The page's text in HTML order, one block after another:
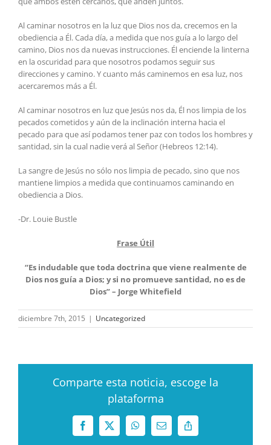
Al caminar nosotros en la luz que Dios nos da, crecemos en la
obediencia a Él. Cada día, a medida que nos guía a lo largo del
camino, Dios nos da nuevas instrucciones. Él enciende la linterna
en la oscuridad para que nosotros podamos seguir sus
direcciones y camino. Y cuanto más caminemos en esa luz, nos
acercaremos más a Él.
Al caminar nosotros en luz que Jesús nos da, Él nos limpia de los
pecados cometidos y aún de la inclinación interna hacia el
pecado para que así podamos tener paz con todos los hombres y
santidad, sin la cual nadie verá al Señor (Hebreos 12:14).
La sangre de Jesús no sólo nos limpia de pecado, sino que nos
mantiene limpios a medida que continuamos caminando en
obediencia a Dios.
-Dr. Louie Bustle
Frase Útil
“Es indudable que toda doctrina que viene realmente de
Dios nos guía a Dios; y si no promueve santidad, no es de
Dios” – Jorge Whitefield
diciembre 7th, 2015 | Uncategorized
Comparte esta noticia, escoge la
plataforma
Facebook
X WhatsAppCorreo
electrónico
Copy
Link